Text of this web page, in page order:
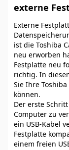
externe
Externe
ist die Toshiba
neu erworben
Festplatte neu
richtig. In
Sie Ihre
können.
Der erste
Computer zu
ein USB-Kabel
Festplatte
einem freien